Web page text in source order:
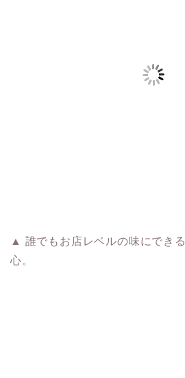
▲ 誰でもお店レベルの味にできる
心。